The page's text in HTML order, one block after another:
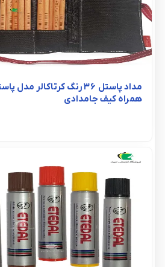
همراه کیف جامدادی